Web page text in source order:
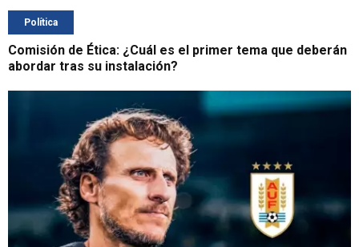
Política
Comisión de Ética: ¿Cuál es el primer tema que deberán
abordar tras su instalación?